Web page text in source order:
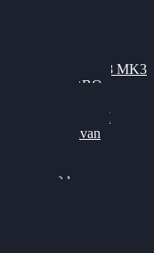
Nissan GT-R35 3.8 MK3
V6 TWINTURBO
VW Passat 2.0TDI
VW T6 Multivan
BMW 120d